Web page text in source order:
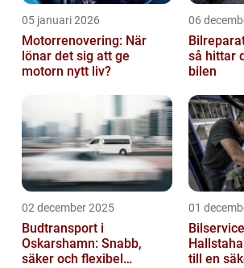
05 januari 2026
Motorrenovering: När
lönar det sig att ge
motorn nytt liv?
06
så hittar
bilen
02 december 2025
Budtransport i
Oskarshamn: Snabb,
säker och flexibel
01
till en